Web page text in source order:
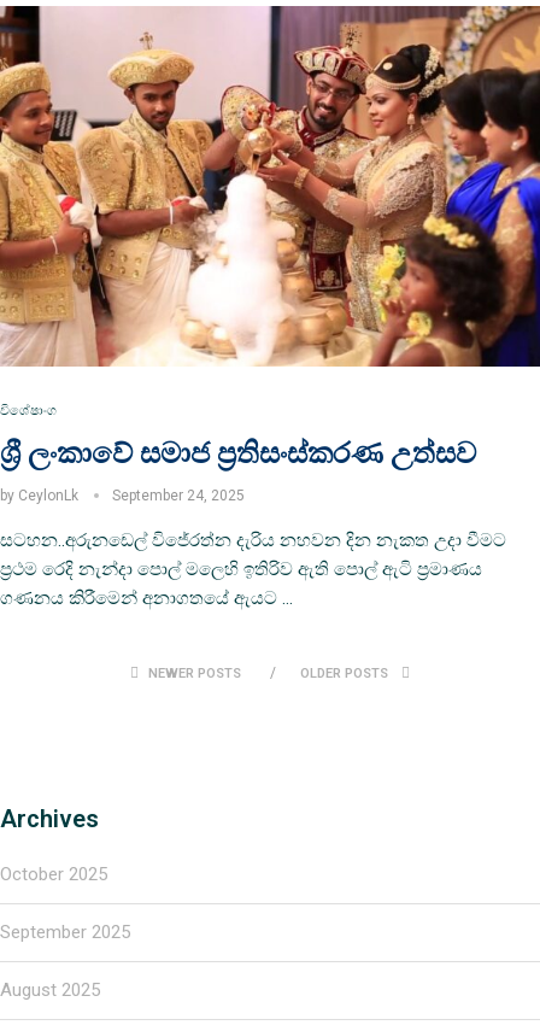
විශේෂාංග
ශ්‍රී ලංකාවේ සමාජ ප්‍රතිසංස්‌කරණ උත්සව
by CeylonLk September 24, 2025
සටහන..අරුනඩෙල් විජේරත්න දැරිය නහවන දින නැකත උදා වීමට
ප්‍රථම රෙදි නැන්දා පොල් මලෙහි ඉතිරිව ඇති පොල් ඇටි ප්‍රමාණය
ගණනය කිරීමෙන් අනාගතයේ ඇයට …
NEWER POSTS OLDER POSTS
Archives
October 2025
September 2025
August 2025